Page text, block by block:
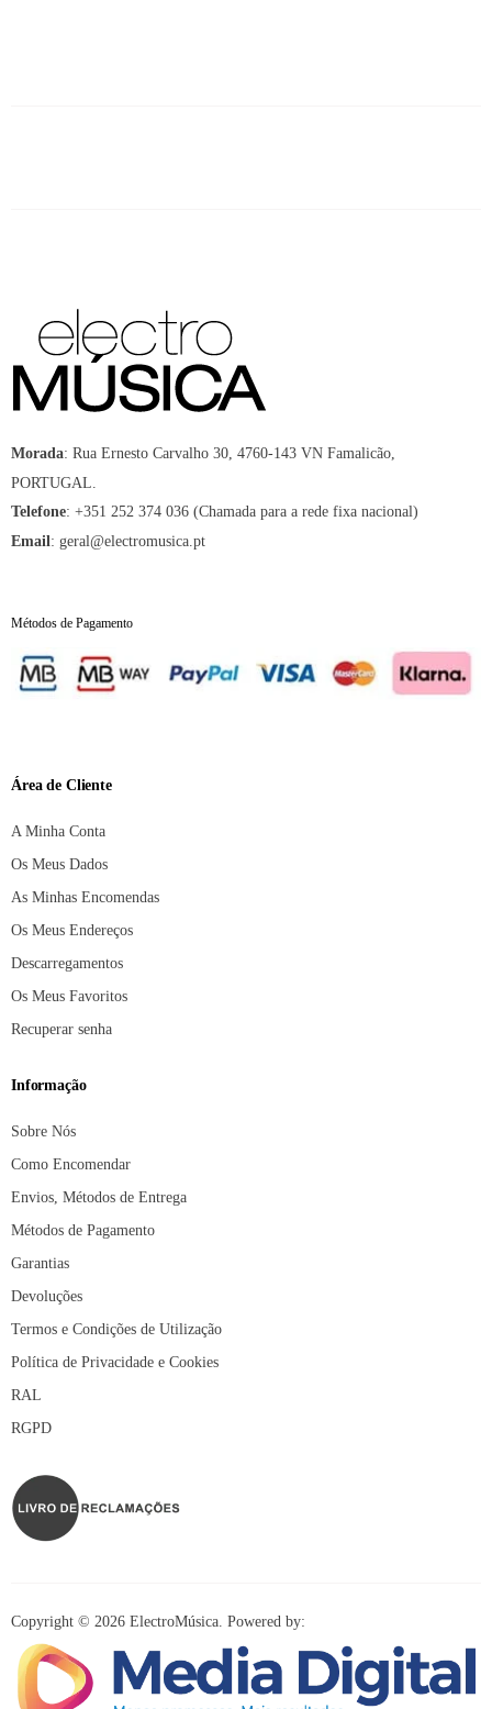
Morada: Rua Ernesto Carvalho 30, 4760-143 VN Famalicão,
PORTUGAL.
Telefone: +351 252 374 036 (Chamada para a rede fixa nacional)
Email : geral@electromusica.pt
Métodos de Pagamento
Área de Cliente
A Minha Conta
Os Meus Dados
As Minhas Encomendas
Os Meus Endereços
Descarregamentos
Os Meus Favoritos
Recuperar senha
Informação
Sobre Nós
Como Encomendar
Envios, Métodos de Entrega
Métodos de Pagamento
Garantias
Devoluções
Termos e Condições de Utilização
Política de Privacidade e Cookies
RAL
RGPD
Copyright © 2026 ElectroMúsica. Powered by: